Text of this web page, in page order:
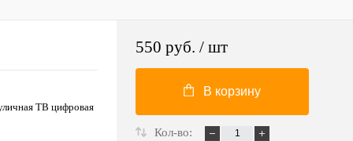
ТВ цифровая
550 руб. / шт
В корзину
Кол-во: